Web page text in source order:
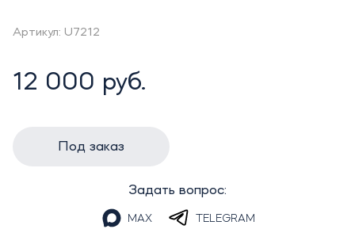
Артикул: U7212
12 000 руб.
Под заказ
Задать вопрос:
MAX TELEGRAM